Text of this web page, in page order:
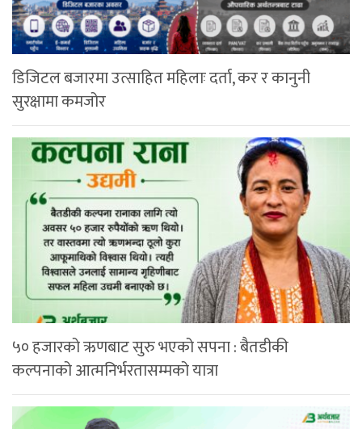
डिजिटल बजारमा उत्साहित महिलाः दर्ता, कर र कानुनी
सुरक्षामा कमजोर
५० हजारको ऋणबाट सुरु भएको सपना : बैतडीकी
कल्पनाको आत्मनिर्भरतासम्मको यात्रा